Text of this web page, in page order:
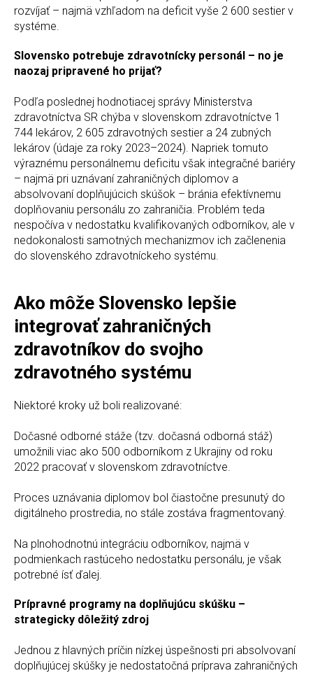
rozvíjať – najmä vzhľadom na deficit vyše 2 600 sestier v
systéme.
Slovensko potrebuje zdravotnícky personál – no je
naozaj pripravené ho prijať?
Podľa poslednej hodnotiacej správy Ministerstva
zdravotníctva SR chýba v slovenskom zdravotníctve 1
744 lekárov, 2 605 zdravotných sestier a 24 zubných
lekárov (údaje za roky 2023–2024). Napriek tomuto
výraznému personálnemu deficitu však integračné bariéry
– najmä pri uznávaní zahraničných diplomov a
absolvovaní doplňujúcich skúšok – bránia efektívnemu
doplňovaniu personálu zo zahraničia. Problém teda
nespočíva v nedostatku kvalifikovaných odborníkov, ale v
nedokonalosti samotných mechanizmov ich začlenenia
do slovenského zdravotníckeho systému.
Ako môže Slovensko lepšie
integrovať zahraničných
zdravotníkov do svojho
zdravotného systému
Niektoré kroky už boli realizované:
Dočasné odborné stáže (tzv. dočasná odborná stáž)
umožnili viac ako 500 odborníkom z Ukrajiny od roku
2022 pracovať v slovenskom zdravotníctve.
Proces uznávania diplomov bol čiastočne presunutý do
digitálneho prostredia, no stále zostáva fragmentovaný.
Na plnohodnotnú integráciu odborníkov, najmä v
podmienkach rastúceho nedostatku personálu, je však
potrebné ísť ďalej.
Prípravné programy na doplňujúcu skúšku –
strategicky dôležitý zdroj
Jednou z hlavných príčin nízkej úspešnosti pri absolvovaní
doplňujúcej skúšky je nedostatočná príprava zahraničných